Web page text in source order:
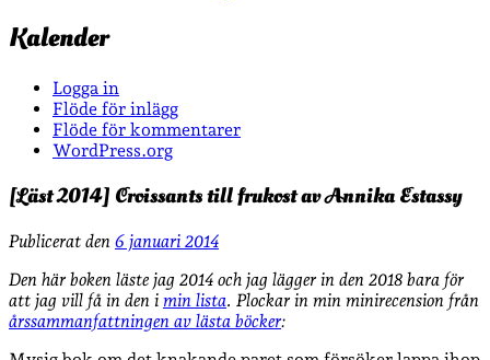
Kalender
Logga in
Flöde för inlägg
Flöde för kommentarer
WordPress.org
[Läst 2014] Croissants till frukost av Annika Estassy
Publicerat den 6 januari 2014
Den här boken läste jag 2014 och jag lägger in den 2018 bara för
att jag vill få in den i min lista. Plockar in min minirecension från
årssammanfattningen av lästa böcker: